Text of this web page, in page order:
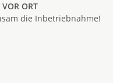
VOR ORT
die Inbetriebnahme!